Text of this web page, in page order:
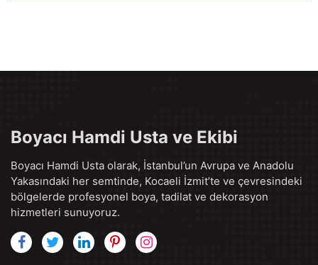
Boyacı Hamdi Usta ve Ekibi
Boyacı Hamdi Usta olarak, İstanbul’un Avrupa ve Anadolu
Yakasındaki her semtinde, Kocaeli İzmit’te ve çevresindeki
bölgelerde profesyonel boya, tadilat ve dekorasyon
hizmetleri sunuyoruz.